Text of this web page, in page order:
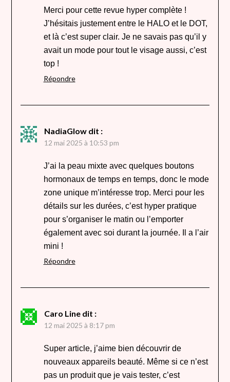
Merci pour cette revue hyper complète !
J’hésitais justement entre le HALO et le DOT,
et là c’est super clair. Je ne savais pas qu’il y
avait un mode pour tout le visage aussi, c’est
top !
Répondre
NadiaGlow dit :
12 mai 2025 à 10:53 pm
J’ai la peau mixte avec quelques boutons
hormonaux de temps en temps, donc le mode
zone unique m’intéresse trop. Merci pour les
détails sur les durées, c’est hyper pratique
pour s’organiser le matin ou l’emporter
également avec soi durant la journée. Il a l’air
mini !
Répondre
Caro Line dit :
12 mai 2025 à 8:17 pm
Super article, j’aime bien découvrir de
nouveaux appareils beauté. Même si ce n’est
pas un produit que je vais tester, c’est